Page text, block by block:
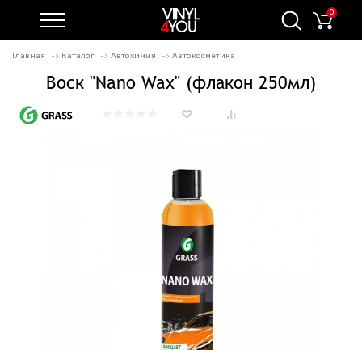
0
Главная Каталог Автохимия Автокосметика
Воск "Nano Wax" (флакон 250мл)